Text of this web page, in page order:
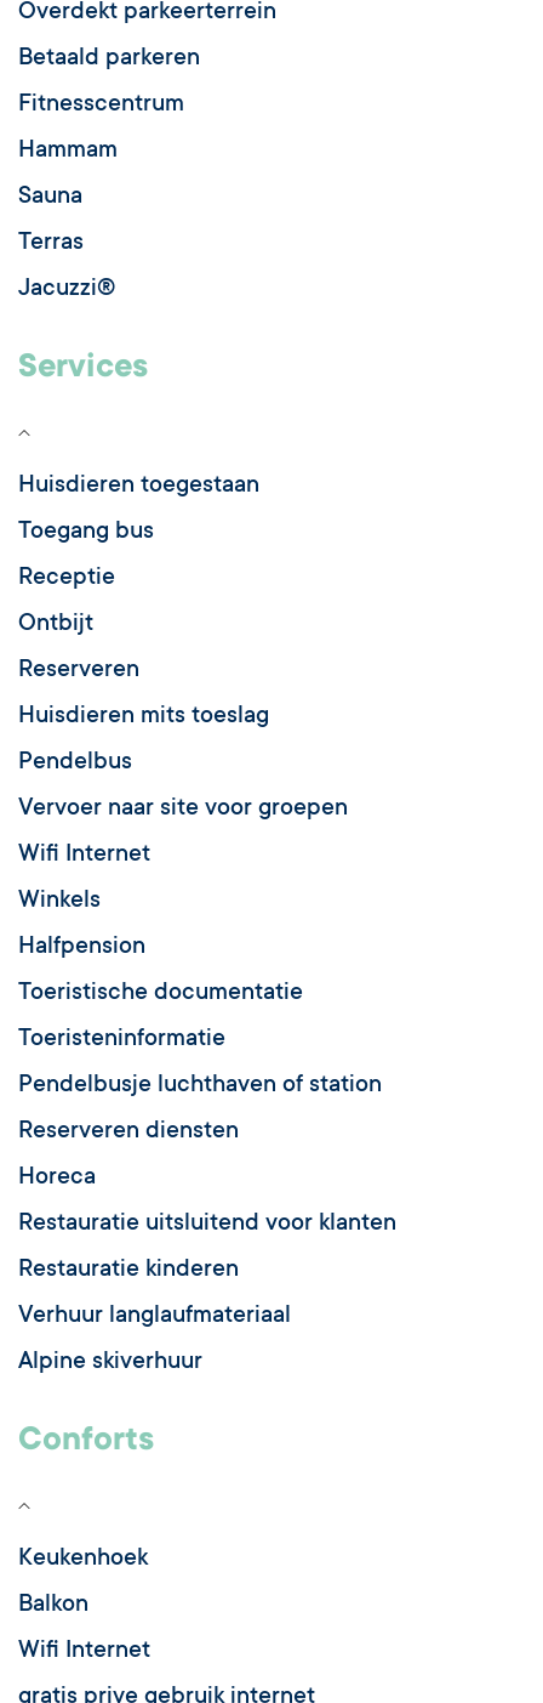
Overdekt parkeerterrein
Betaald parkeren
Fitnesscentrum
Hammam
Sauna
Terras
Jacuzzi®
Services
Huisdieren toegestaan
Toegang bus
Receptie
Ontbijt
Reserveren
Huisdieren mits toeslag
Pendelbus
Vervoer naar site voor groepen
Wifi Internet
Winkels
Halfpension
Toeristische documentatie
Toeristeninformatie
Pendelbusje luchthaven of station
Reserveren diensten
Horeca
Restauratie uitsluitend voor klanten
Restauratie kinderen
Verhuur langlaufmateriaal
Alpine skiverhuur
Conforts
Keukenhoek
Balkon
Wifi Internet